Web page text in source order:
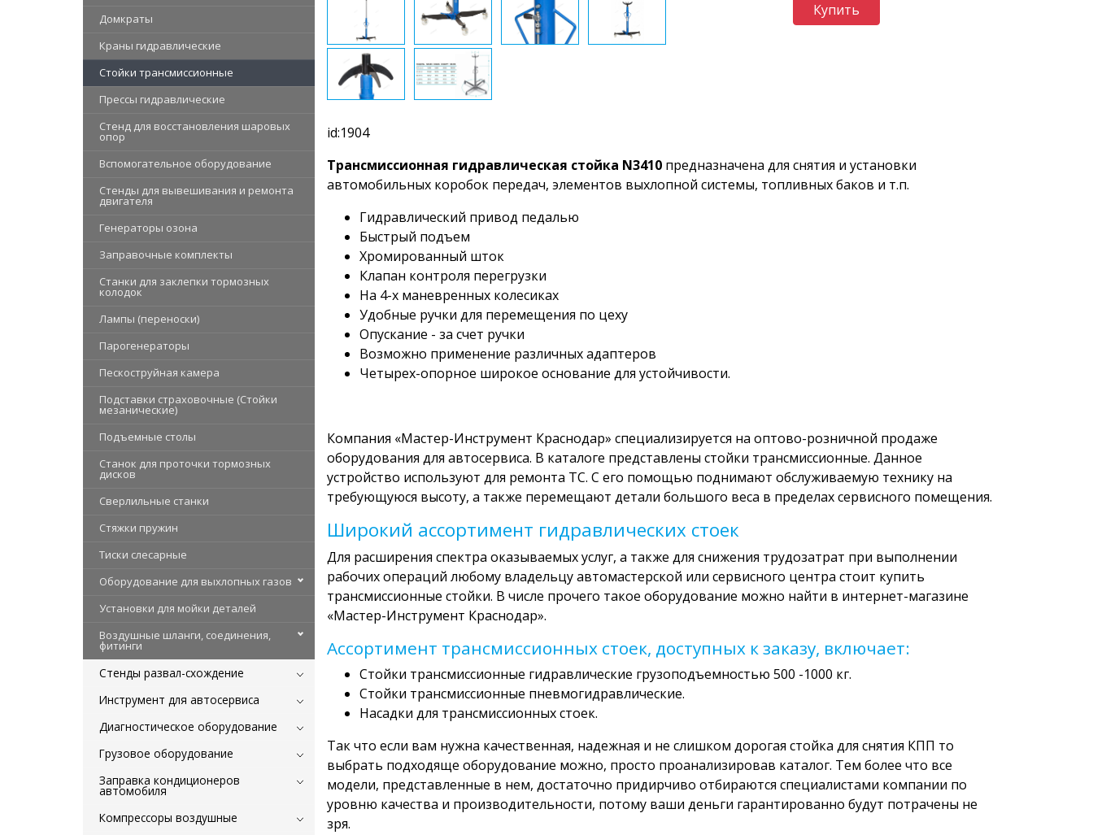
Домкраты
Краны гидравлические
Стойки трансмиссионные
Прессы гидравлические
Стенд для восстановления шаровых
опор
Вспомогательное оборудование
Стенды для вывешивания и ремонта
двигателя
Генераторы озона
Заправочные комплекты
Станки для заклепки тормозных
колодок
Лампы (переноски)
Парогенераторы
Пескоструйная камера
Подставки страховочные (Стойки
мезанические)
Подъемные столы
Станок для проточки тормозных
дисков
Сверлильные станки
Стяжки пружин
Тиски слесарные
Оборудование для выхлопных газов
Установки для мойки деталей
Воздушные шланги, соединения,
фитинги
Стенды развал-схождение
Инструмент для автосервиса
Диагностическое оборудование
Грузовое оборудование
Заправка кондиционеров
автомобиля
Компрессоры воздушные
Купить
id:1904
Трансмиссионная гидравлическая cтойка N3410 предназначена для снятия и установки
автомобильных коробок передач, элементов выхлопной системы, топливных баков и т.п.
Гидравлический привод педалью
Быстрый подъем
Хромированный шток
Клапан контроля перегрузки
На 4-х маневренных колесиках
Удобные ручки для перемещения по цеху
Опускание - за счет ручки
Возможно применение различных адаптеров
Четырех-опорное широкое основание для устойчивости.
Компания «Мастер-Инструмент Краснодар» специализируется на оптово-розничной продаже
оборудования для автосервиса. В каталоге представлены стойки трансмиссионные. Данное
устройство используют для ремонта ТС. С его помощью поднимают обслуживаемую технику на
требующуюся высоту, а также перемещают детали большого веса в пределах сервисного помещения.
Широкий ассортимент гидравлических стоек
Для расширения спектра оказываемых услуг, а также для снижения трудозатрат при выполнении
рабочих операций любому владельцу автомастерской или сервисного центра стоит купить
трансмиссионные стойки. В числе прочего такое оборудование можно найти в интернет-магазине
«Мастер-Инструмент Краснодар».
Ассортимент трансмиссионных стоек, доступных к заказу, включает:
Стойки трансмиссионные гидравлические грузоподъемностью 500 -1000 кг.
Стойки трансмиссионные пневмогидравлические.
Насадки для трансмиссионных стоек.
Так что если вам нужна качественная, надежная и не слишком дорогая стойка для снятия КПП то
выбрать подходяще оборудование можно, просто проанализировав каталог. Тем более что все
модели, представленные в нем, достаточно придирчиво отбираются специалистами компании по
уровню качества и производительности, потому ваши деньги гарантированно будут потрачены не
зря.